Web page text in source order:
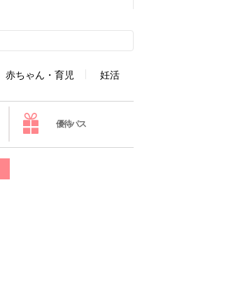
赤ちゃん・育児 妊活
優待パス